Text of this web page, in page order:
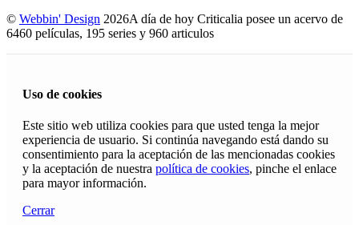
© Webbin' Design 2026A día de hoy Criticalia posee un acervo de
6460 películas, 195 series y 960 articulos
Uso de cookies
Este sitio web utiliza cookies para que usted tenga la mejor
experiencia de usuario. Si continúa navegando está dando su
consentimiento para la aceptación de las mencionadas cookies
y la aceptación de nuestra política de cookies, pinche el enlace
para mayor información.
Cerrar